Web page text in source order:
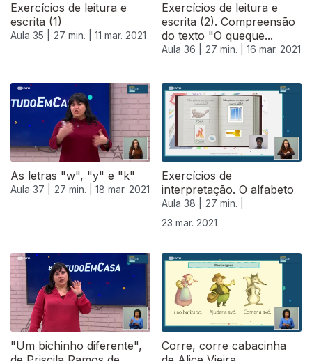
Exercícios de leitura e
escrita (1)
Aula 35 | 27 min. | 11 mar. 2021
Exercícios de leitura e
escrita (2). Compreensão
do texto "O queque...
Aula 36 | 27 min. | 16 mar. 2021
As letras "w", "y" e "k"
Aula 37 | 27 min. | 18 mar. 2021
Exercícios de
interpretação. O alfabeto
Aula 38 |
27 min. |
23 mar. 2021
"Um bichinho diferente",
Corre, corre cabacinha